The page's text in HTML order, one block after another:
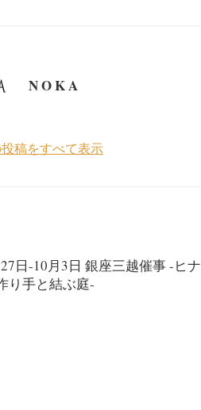
N O K A
稿をすべて表示
日-10月3日 銀座三越催事 -ヒナ
り手と結ぶ庭-